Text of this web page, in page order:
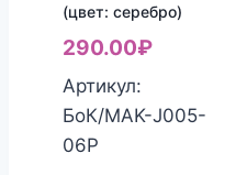
(цвет: серебро)
290.00₽
Артикул:
БоК/MAK-J005-
06P